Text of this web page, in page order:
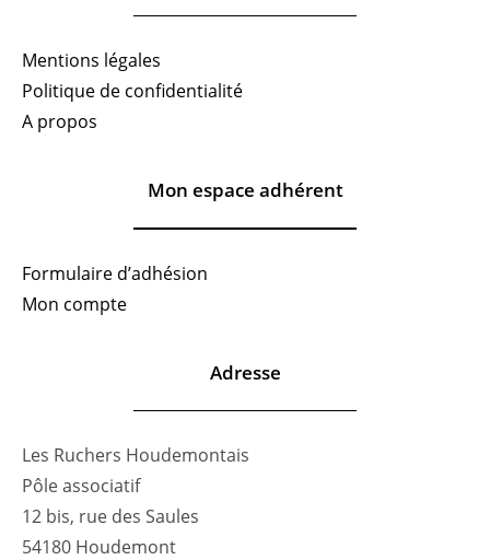
Mentions légales
Politique de confidentialité
A propos
Mon espace adhérent
Formulaire d’adhésion
Mon compte
Adresse
Les Ruchers Houdemontais
Pôle associatif
12 bis, rue des Saules
54180 Houdemont